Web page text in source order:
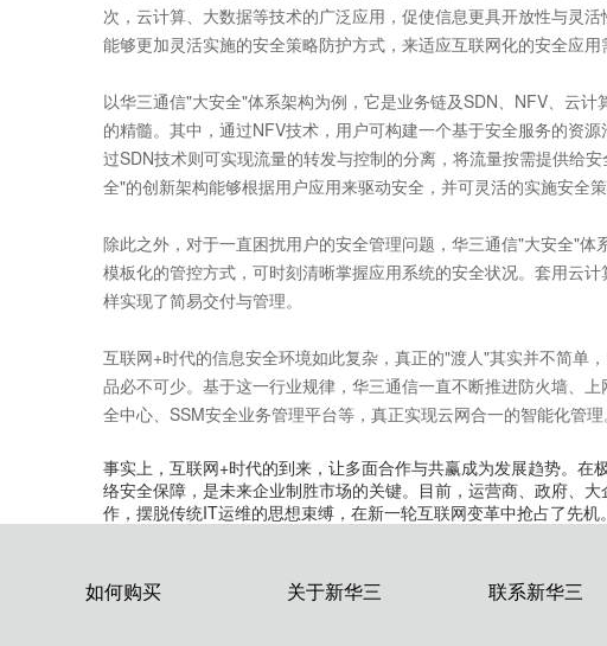
次，云计算、大数据等技术的广泛应用，促使信息更具开放性与灵
能够更加灵活实施的安全策略防护方式，来适应互联网化的安全应用
以华三通信"大安全"体系架构为例，它是业务链及SDN、NFV、云
的精髓。其中，通过NFV技术，用户可构建一个基于安全服务的资
过SDN技术则可实现流量的转发与控制的分离，将流量按需提供给
全"的创新架构能够根据用户应用来驱动安全，并可灵活的实施安全
除此之外，对于一直困扰用户的安全管理问题，华三通信"大安全"
模板化的管控方式，可时刻清晰掌握应用系统的安全状况。套用云
样实现了简易交付与管理。
互联网+时代的信息安全环境如此复杂，真正的"渡人"其实并不简单
品必不可少。基于这一行业规律，华三通信一直不断推进防火墙、
全中心、SSM安全业务管理平台等，真正实现云网合一的智能化管理
事实上，互联网+时代的到来，让多面合作与共赢成为发展趋势。
络安全保障，是未来企业制胜市场的关键。目前，运营商、政府、
作，摆脱传统IT运维的思想束缚，在新一轮互联网变革中抢占了先机。
如何购买 关于新华三 联系新华三